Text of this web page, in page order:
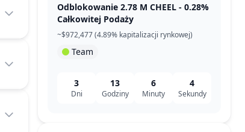
Odblokowanie 2.78 M CHEEL - 0.28%
Całkowitej Podaży
~$972,477 (4.89% kapitalizacji rynkowej)
Team
3
Dni
13
Godziny
6
Minuty
4
Sekundy